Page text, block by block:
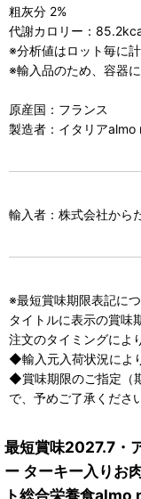
粗灰分 2%
代謝カロリー：
※分析値はロット毎に
※輸入品のため、容器
原産国：フランス
製造者：イタリア
輸入者：株式会社か
※最短賞味期限表記に
タイトルに表示の賞味
注文のタイミングによ
◆輸入元入荷状況によ
◆賞味期限のご指定（
で、予めご了承くださ
最短賞味2027.7・
ー ターキー入りお
ト総合栄養食